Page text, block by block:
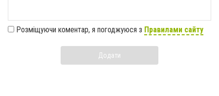
Розміщуючи коментар, я погоджуюся з Правилами сайту
Додати